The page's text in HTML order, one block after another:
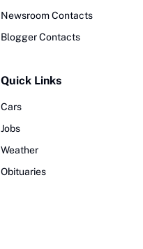
Newsroom Contacts
Blogger Contacts
Quick Links
Cars
Jobs
Weather
Obituaries